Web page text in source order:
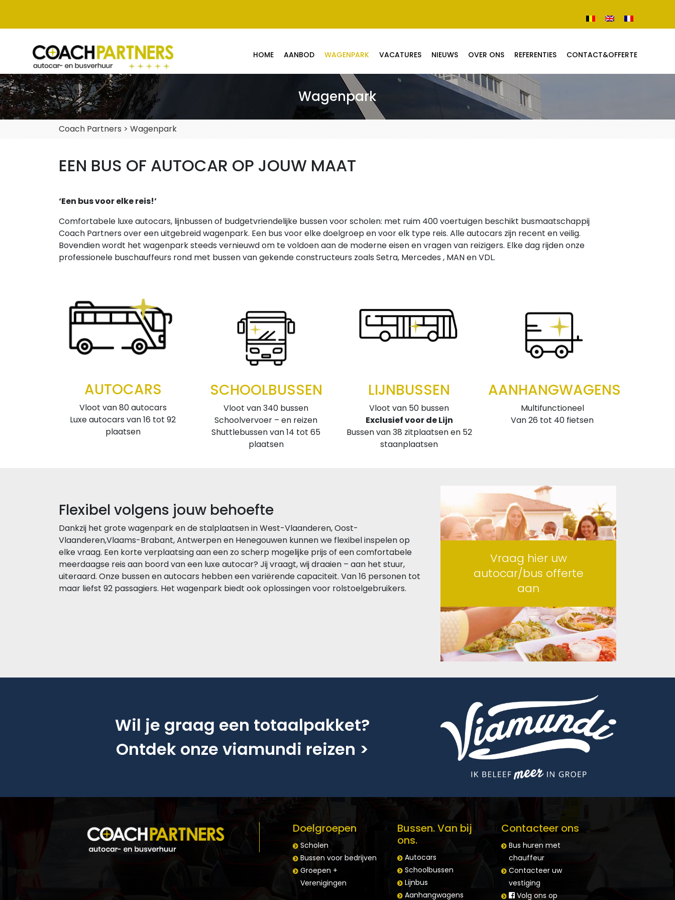
HOME AANBOD WAGENPARK VACATURES NIEUWS OVER ONS REFERENTIES CONTACT&OFFERTE
Wagenpark
Coach Partners > Wagenpark
EEN BUS OF AUTOCAR OP JOUW MAAT
‘Een bus voor elke reis!’
Comfortabele luxe autocars, lijnbussen of budgetvriendelijke bussen voor scholen: met ruim 400 voertuigen beschikt busmaatschappij
Coach Partners over een uitgebreid wagenpark. Een bus voor elke doelgroep en voor elk type reis. Alle autocars zijn recent en veilig.
Bovendien wordt het wagenpark steeds vernieuwd om te voldoen aan de moderne eisen en vragen van reizigers. Elke dag rijden onze
professionele buschauffeurs rond met bussen van gekende constructeurs zoals Setra, Mercedes , MAN en VDL.
AUTOCARS
Vloot van 80 autocars
Luxe autocars van 16 tot 92
plaatsen
SCHOOLBUSSEN
Vloot van 340 bussen
Schoolvervoer – en reizen
Shuttlebussen van 14 tot 65
plaatsen
LIJNBUSSEN
Vloot van 50 bussen
Exclusief voor de Lijn
Bussen van 38 zitplaatsen en 52
staanplaatsen
AANHANGWAGENS
Multifunctioneel
Van 26 tot 40 fietsen
Flexibel volgens jouw behoefte
Dankzij het grote wagenpark en de stalplaatsen in West-Vlaanderen, Oost-
Vlaanderen,Vlaams-Brabant, Antwerpen en Henegouwen kunnen we flexibel inspelen op
elke vraag. Een korte verplaatsing aan een zo scherp mogelijke prijs of een comfortabele
meerdaagse reis aan boord van een luxe autocar? Jij vraagt, wij draaien – aan het stuur,
uiteraard. Onze bussen en autocars hebben een variërende capaciteit. Van 16 personen tot
maar liefst 92 passagiers. Het wagenpark biedt ook oplossingen voor rolstoelgebruikers.
Vraag hier uw
autocar/bus offerte
aan
Wil je graag een totaalpakket?
Ontdek onze viamundi reizen >
Doelgroepen
Scholen
Bussen voor bedrijven
Groepen +
Verenigingen
Bussen. Van bij
ons.
Autocars
Schoolbussen
Lijnbus
Aanhangwagens
Contacteer ons
Bus huren met
chauffeur
Contacteer uw
vestiging
Volg ons op